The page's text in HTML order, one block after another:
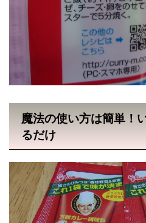
魔法の使い方は簡単！
るだけ